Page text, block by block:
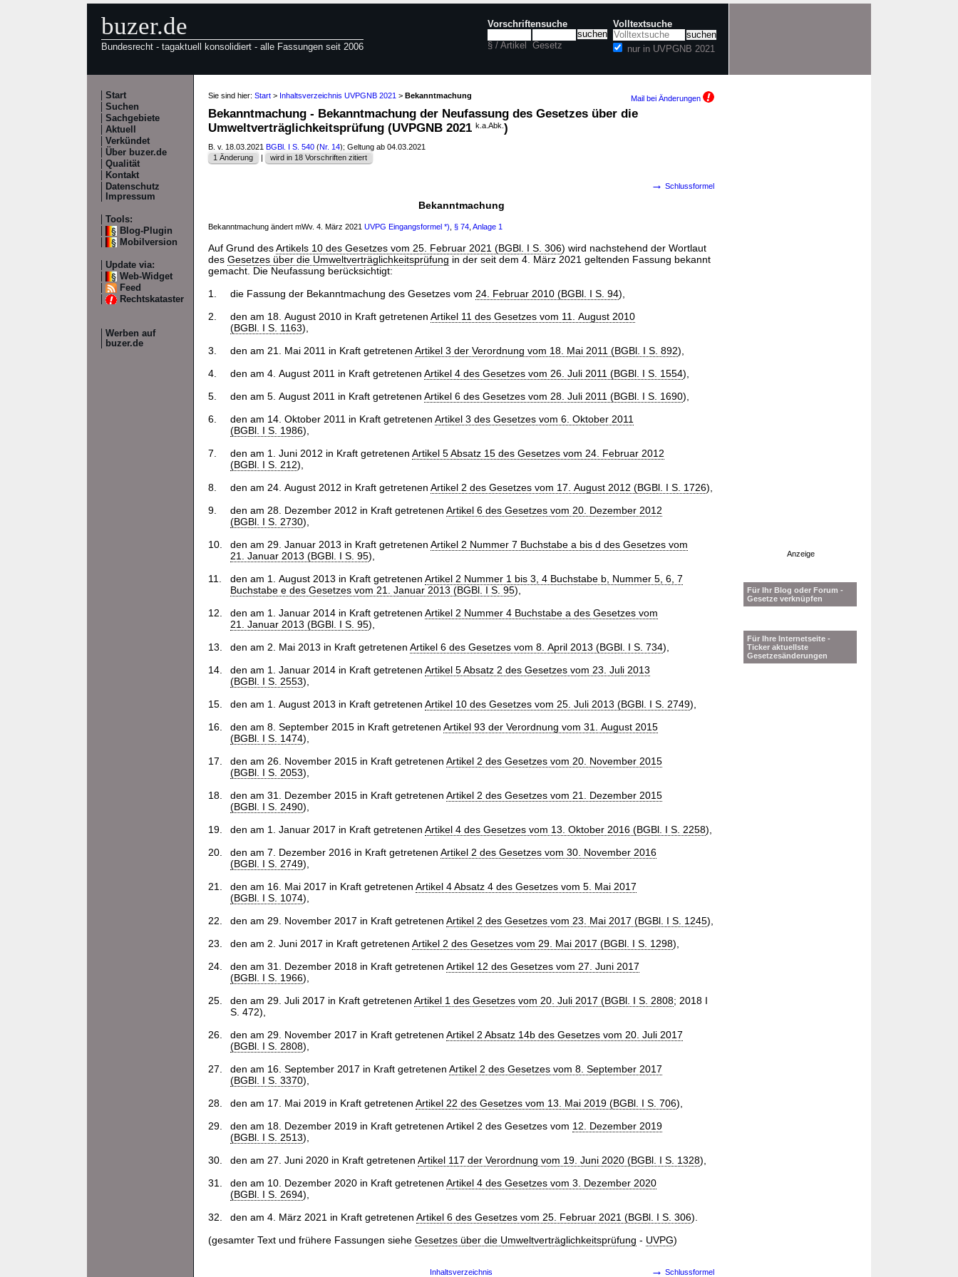
buzer.de
Bundesrecht - tagaktuell konsolidiert - alle Fassungen seit 2006
Vorschriftensuche
§ / Artikel Gesetz
Volltextsuche
nur in UVPGNB 2021
Start
Suchen
Sachgebiete
Aktuell
Verkündet
Über buzer.de
Qualität
Kontakt
Datenschutz
Impressum
Tools:
Blog-Plugin
Mobilversion
Update via:
Web-Widget
Feed
Rechtskataster
Werben auf
buzer.de
Sie sind hier: Start > Inhaltsverzeichnis UVPGNB 2021 > Bekanntmachung Mail bei Änderungen
Bekanntmachung - Bekanntmachung der Neufassung des Gesetzes über die
Umweltverträglichkeitsprüfung (UVPGNB 2021 k.a.Abk. )
B. v. 18.03.2021 BGBl. I S. 540 (Nr. 14); Geltung ab 04.03.2021
1 Änderung
| wird in 18 Vorschriften zitiert
→ Schlussformel
Bekanntmachung
Bekanntmachung ändert mWv. 4. März 2021 UVPG Eingangsformel *) § 74 Anlage 1
Auf Grund desArtikels 10 des Gesetzes vom 25. Februar 2021 (BGBl. I S. 306) wird nachstehend der Wortlaut
des Gesetzes über die Umweltverträglichkeitsprüfung in der seit dem 4. März 2021 geltenden Fassung bekannt
gemacht. Die Neufassung berücksichtigt:
1.
die Fassung der Bekanntmachung des Gesetzes vom 24. Februar 2010 (BGBl. I S. 94),
2.
den am 18. August 2010 in Kraft getretenen Artikel 11 des Gesetzes vom 11. August 2010
(BGBl. I S. 1163),
3.
den am 21. Mai 2011 in Kraft getretenen Artikel 3 der Verordnung vom 18. Mai 2011 (BGBl. I S. 892),
4.
den am 4. August 2011 in Kraft getretenen Artikel 4 des Gesetzes vom 26. Juli 2011 (BGBl. I S. 1554),
5.
den am 5. August 2011 in Kraft getretenen Artikel 6 des Gesetzes vom 28. Juli 2011 (BGBl. I S. 1690),
6.
den am 14. Oktober 2011 in Kraft getretenen Artikel 3 des Gesetzes vom 6. Oktober 2011
(BGBl. I S. 1986),
7.
den am 1. Juni 2012 in Kraft getretenen Artikel 5 Absatz 15 des Gesetzes vom 24. Februar 2012
(BGBl. I S. 212),
8.
den am 24. August 2012 in Kraft getretenen Artikel 2 des Gesetzes vom 17. August 2012 (BGBl. I S. 1726),
9.
den am 28. Dezember 2012 in Kraft getretenen Artikel 6 des Gesetzes vom 20. Dezember 2012
(BGBl. I S. 2730),
10.
den am 29. Januar 2013 in Kraft getretenen Artikel 2 Nummer 7 Buchstabe a bis d des Gesetzes vom
21. Januar 2013 (BGBl. I S. 95),
11.
den am 1. August 2013 in Kraft getretenen Artikel 2 Nummer 1 bis 3, 4 Buchstabe b, Nummer 5, 6, 7
Buchstabe e des Gesetzes vom 21. Januar 2013 (BGBl. I S. 95),
12.
den am 1. Januar 2014 in Kraft getretenen Artikel 2 Nummer 4 Buchstabe a des Gesetzes vom
21. Januar 2013 (BGBl. I S. 95),
13.
den am 2. Mai 2013 in Kraft getretenen Artikel 6 des Gesetzes vom 8. April 2013 (BGBl. I S. 734),
14.
den am 1. Januar 2014 in Kraft getretenen Artikel 5 Absatz 2 des Gesetzes vom 23. Juli 2013
(BGBl. I S. 2553),
15.
den am 1. August 2013 in Kraft getretenen Artikel 10 des Gesetzes vom 25. Juli 2013 (BGBl. I S. 2749),
16.
den am 8. September 2015 in Kraft getretenen Artikel 93 der Verordnung vom 31. August 2015
(BGBl. I S. 1474),
17.
den am 26. November 2015 in Kraft getretenen Artikel 2 des Gesetzes vom 20. November 2015
(BGBl. I S. 2053),
18.
den am 31. Dezember 2015 in Kraft getretenen Artikel 2 des Gesetzes vom 21. Dezember 2015
(BGBl. I S. 2490),
19.
den am 1. Januar 2017 in Kraft getretenen Artikel 4 des Gesetzes vom 13. Oktober 2016 (BGBl. I S. 2258),
20.
den am 7. Dezember 2016 in Kraft getretenen Artikel 2 des Gesetzes vom 30. November 2016
(BGBl. I S. 2749),
21.
den am 16. Mai 2017 in Kraft getretenen Artikel 4 Absatz 4 des Gesetzes vom 5. Mai 2017
(BGBl. I S. 1074),
22.
den am 29. November 2017 in Kraft getretenen Artikel 2 des Gesetzes vom 23. Mai 2017 (BGBl. I S. 1245),
23.
den am 2. Juni 2017 in Kraft getretenen Artikel 2 des Gesetzes vom 29. Mai 2017 (BGBl. I S. 1298),
24.
den am 31. Dezember 2018 in Kraft getretenen Artikel 12 des Gesetzes vom 27. Juni 2017
(BGBl. I S. 1966),
25.
den am 29. Juli 2017 in Kraft getretenen Artikel 1 des Gesetzes vom 20. Juli 2017 (BGBl. I S. 2808; 2018 I
S. 472),
26.
den am 29. November 2017 in Kraft getretenen Artikel 2 Absatz 14b des Gesetzes vom 20. Juli 2017
(BGBl. I S. 2808),
27.
den am 16. September 2017 in Kraft getretenen Artikel 2 des Gesetzes vom 8. September 2017
(BGBl. I S. 3370),
28.
den am 17. Mai 2019 in Kraft getretenen Artikel 22 des Gesetzes vom 13. Mai 2019 (BGBl. I S. 706),
29.
den am 18. Dezember 2019 in Kraft getretenen Artikel 2 des Gesetzes vom 12. Dezember 2019
(BGBl. I S. 2513),
30.
den am 27. Juni 2020 in Kraft getretenen Artikel 117 der Verordnung vom 19. Juni 2020 (BGBl. I S. 1328),
31.
den am 10. Dezember 2020 in Kraft getretenen Artikel 4 des Gesetzes vom 3. Dezember 2020
(BGBl. I S. 2694),
32.
den am 4. März 2021 in Kraft getretenen Artikel 6 des Gesetzes vom 25. Februar 2021 (BGBl. I S. 306).
(gesamter Text und frühere Fassungen siehe Gesetzes über die Umweltverträglichkeitsprüfung - UVPG)
Inhaltsverzeichnis → Schlussformel
Anzeige
Für Ihr Blog oder Forum -
Gesetze verknüpfen
Für Ihre Internetseite -
Ticker aktuellste
Gesetzesänderungen